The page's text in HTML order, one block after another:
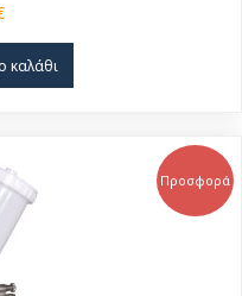
Προσφορά